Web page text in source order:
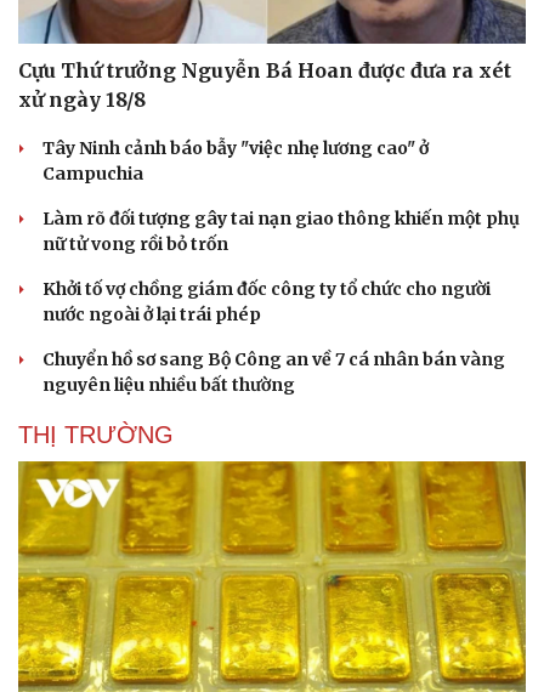
Văn hóa
Sân khấu - Điện ảnh
Văn học
Âm nhạc
Giải trí
Nghệ sĩ
Thời trang
Sao Việt
Cựu Thứ trưởng Nguyễn Bá Hoan được đưa ra xét
xử ngày 18/8
Tây Ninh cảnh báo bẫy "việc nhẹ lương cao" ở
Campuchia
Làm rõ đối tượng gây tai nạn giao thông khiến một phụ
nữ tử vong rồi bỏ trốn
Khởi tố vợ chồng giám đốc công ty tổ chức cho người
nước ngoài ở lại trái phép
Chuyển hồ sơ sang Bộ Công an về 7 cá nhân bán vàng
nguyên liệu nhiều bất thường
THỊ TRƯỜNG